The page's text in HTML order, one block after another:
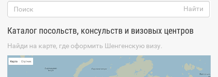
Каталог посольств, консульств и визовых центров
Найди на карте, где оформить Шенгенскую визу.